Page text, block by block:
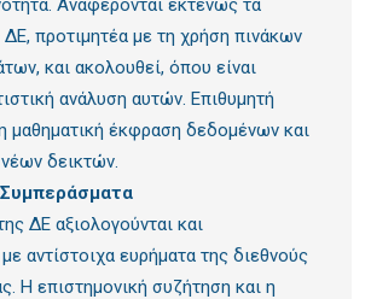
Αναφέρονται εκτενώς τα
προτιμητέα με τη χρήση πινάκων
και ακολουθεί, όπου είναι
ανάλυση αυτών. Επιθυμητή
μαθηματική έκφραση δεδομένων και
δεικτών.
ΔΕ αξιολογούνται και
αντίστοιχα ευρήματα της διεθνούς
Η επιστημονική συζήτηση και η